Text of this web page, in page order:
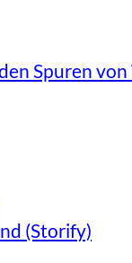
Spuren
(Storify)